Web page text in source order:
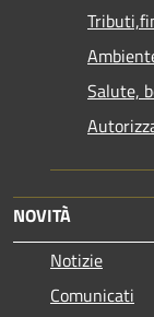
Salute,
NOVITÀ
Notizie
Comunicati